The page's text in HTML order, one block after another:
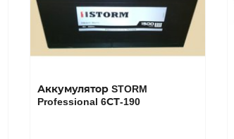
Аккумулятор STORM
Professional 6СТ-190